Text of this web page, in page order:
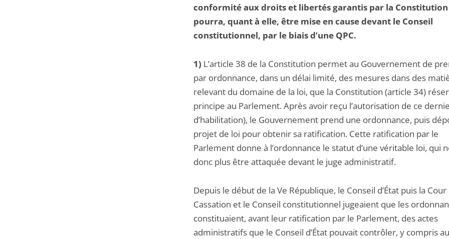
conformité aux droits et libertés garantis par la Constitution
pourra, quant à elle, être mise en cause devant le Conseil
constitutionnel, par le biais d’une QPC.
1) L’article 38 de la Constitution permet au Gouvernement de
par ordonnance, dans un délai limité, des mesures dans des
relevant du domaine de la loi, que la Constitution (article 34)
principe au Parlement. Après avoir reçu l’autorisation de ce
d’habilitation), le Gouvernement prend une ordonnance, puis
projet de loi pour obtenir sa ratification. Cette ratification par le
Parlement donne à l’ordonnance le statut d’une véritable loi, qui
donc plus être attaquée devant le juge administratif.
Depuis le début de la Ve République, le Conseil d’État puis la Cour
Cassation et le Conseil constitutionnel jugeaient que les
constituaient, avant leur ratification par le Parlement, des actes
administratifs que le Conseil d’État pouvait contrôler, y compris